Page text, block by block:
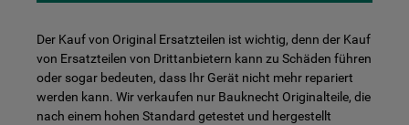
Der Kauf von Original Ersatzteilen ist wichtig, denn der Kauf
von Ersatzteilen von Drittanbietern kann zu Schäden führen
oder sogar bedeuten, dass Ihr Gerät nicht mehr repariert
werden kann. Wir verkaufen nur Bauknecht Originalteile, die
nach einem hohen Standard getestet und hergestellt